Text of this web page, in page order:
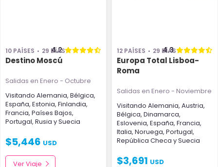
10 PAÍSES 29 DÍAS
4.2
Destino Moscú
Salidas en Enero - Octubre
Visitando Alemania, Bélgica,
España, Estonia, Finlandia,
Francia, Países Bajos,
Portugal, Rusia ySuecia
$5,446 USD
Ver Viaje
12 PAÍSES 29 DÍAS
4.3
Europa Total Lisboa-
Roma
Salidas en Enero - Noviembre
Visitando Alemania, Austria,
Bélgica, Dinamarca,
Eslovenia, España, Francia,
Italia, Noruega, Portugal,
República Checa ySuecia
$3,691 USD